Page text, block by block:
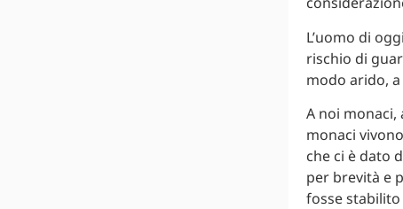
L’uomo di
rischio di
modo arido,
A noi monaci,
monaci
che ci è dato
per brevità e
fosse stabilito